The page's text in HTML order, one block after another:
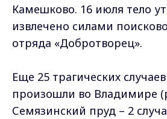
Камешково. 16 июля тело
извлечено силами
отряда «Добротворец».
Еще 25 трагических
произошли во Владимире
Семязинский пруд – 2